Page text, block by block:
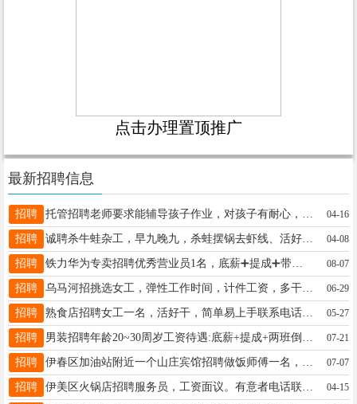
点击办理置顶推广
最新招聘信息
招聘 04-16
招聘 诚聘杀牛蛙杂工，早九晚九，杀蛙摆锅去虾线、活好干，4000➕500满勤刘18645876821 04-08
招聘 铁力华为专卖招聘优秀营业员1名，底薪➕提成➕带薪休假，年龄24～40翁女士13846648998 08-07
招聘 乌马河招挑选女工，弹性工作时间，计件工资，多干多得，到月就开支，以上信息绝对真实，工作地点乌马河关女士13039675012 06-29
招聘 熟食店招聘女工一名，活好干，简单易上手联系电话☎️18324588858张先生18324588858 05-27
招聘 07-21
招聘 07-07
招聘 04-15